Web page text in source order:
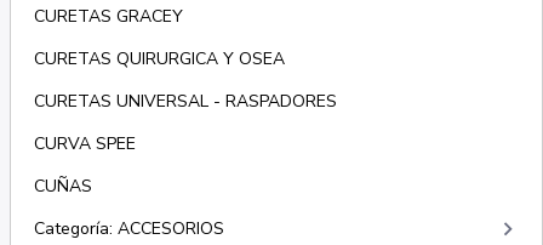
CURETAS GRACEY
CURETAS QUIRURGICA Y OSEA
CURETAS UNIVERSAL - RASPADORES
CURVA SPEE
CUÑAS
Categoría: ACCESORIOS
keyboard_arrow_right